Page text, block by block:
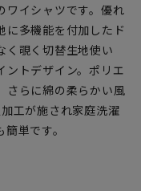
ワイシャツです。優れ
に多機能を付加したド
く覗く切替生地使い
ントデザイン。ポリエ
さらに綿の柔らかい風
工が施され家庭洗濯
単です。